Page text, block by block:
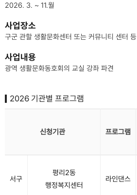
2026. 3. ~ 11.월
사업장소
구군 관할 생활문화센터 또는 커뮤니티 센터 등
사업내용
광역 생활문화동호회의 교실 강좌 파견
2026 기관별 프로그램
신청기관 프로그램
서구
평리2동
행정복지센터
라인댄스